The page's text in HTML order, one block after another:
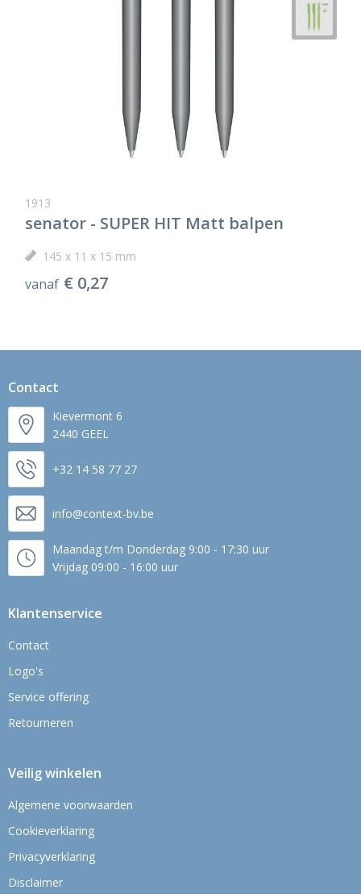
1913
senator - SUPER HIT Matt balpen
145 x 11 x 15 mm
vanaf € 0,27
Contact
Kievermont 6
2440 GEEL
+32 14 58 77 27
info@context-bv.be
Maandag t/m Donderdag 9:00 - 17:30 uur
Vrijdag 09:00 - 16:00 uur
Klantenservice
Contact
Logo's
Service offering
Retourneren
Veilig winkelen
Algemene voorwaarden
Cookieverklaring
Privacyverklaring
Disclaimer